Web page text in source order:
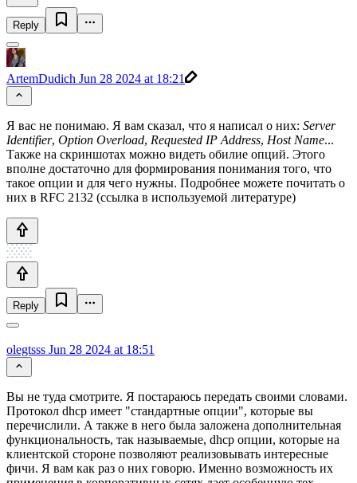
Reply
ArtemDudich Jun 28 2024 at 18:21
Я вас не понимаю. Я вам сказал, что я написал о них: Server
Identifier, Option Overload, Requested IP Address, Host Name...
Также на скриншотах можно видеть обилие опций. Этого
вполне достаточно для формирования понимания того, что
такое опции и для чего нужны. Подробнее можете почитать о
них в RFC 2132 (ссылка в используемой литературе)
Reply
olegtsss Jun 28 2024 at 18:51
Вы не туда смотрите. Я постараюсь передать своими словами.
Протокол dhcp имеет "стандартные опции", которые вы
перечислили. А также в него была заложена дополнительная
функциональность, так называемые, dhcp опции, которые на
клиентской стороне позволяют реализовывать интересные
фичи. Я вам как раз о них говорю. Именно возможность их